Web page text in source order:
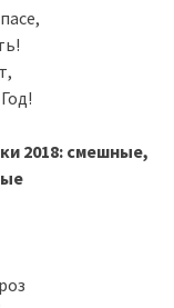
2018: смешные,